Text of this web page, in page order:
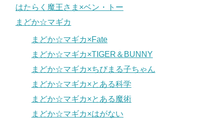
はたらく魔王さま×ベン・トー
まどか☆マギカ
まどか☆マギカ×Fate
まどか☆マギカ×TIGER＆BUNNY
まどか☆マギカ×ちびまる子ちゃん
まどか☆マギカ×とある科学
まどか☆マギカ×とある魔術
まどか☆マギカ×はがない